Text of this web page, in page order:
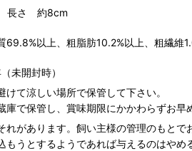
さ 約8cm
69.8%以上、粗脂肪10.2%以上、粗繊維
未開封時）
けて涼しい場所で保管して下さい。
庫で保管し、賞味期限にかかわらずお早
れがあります。飼い主様の管理のもとで
もうとするようであれば与えるのはやめ